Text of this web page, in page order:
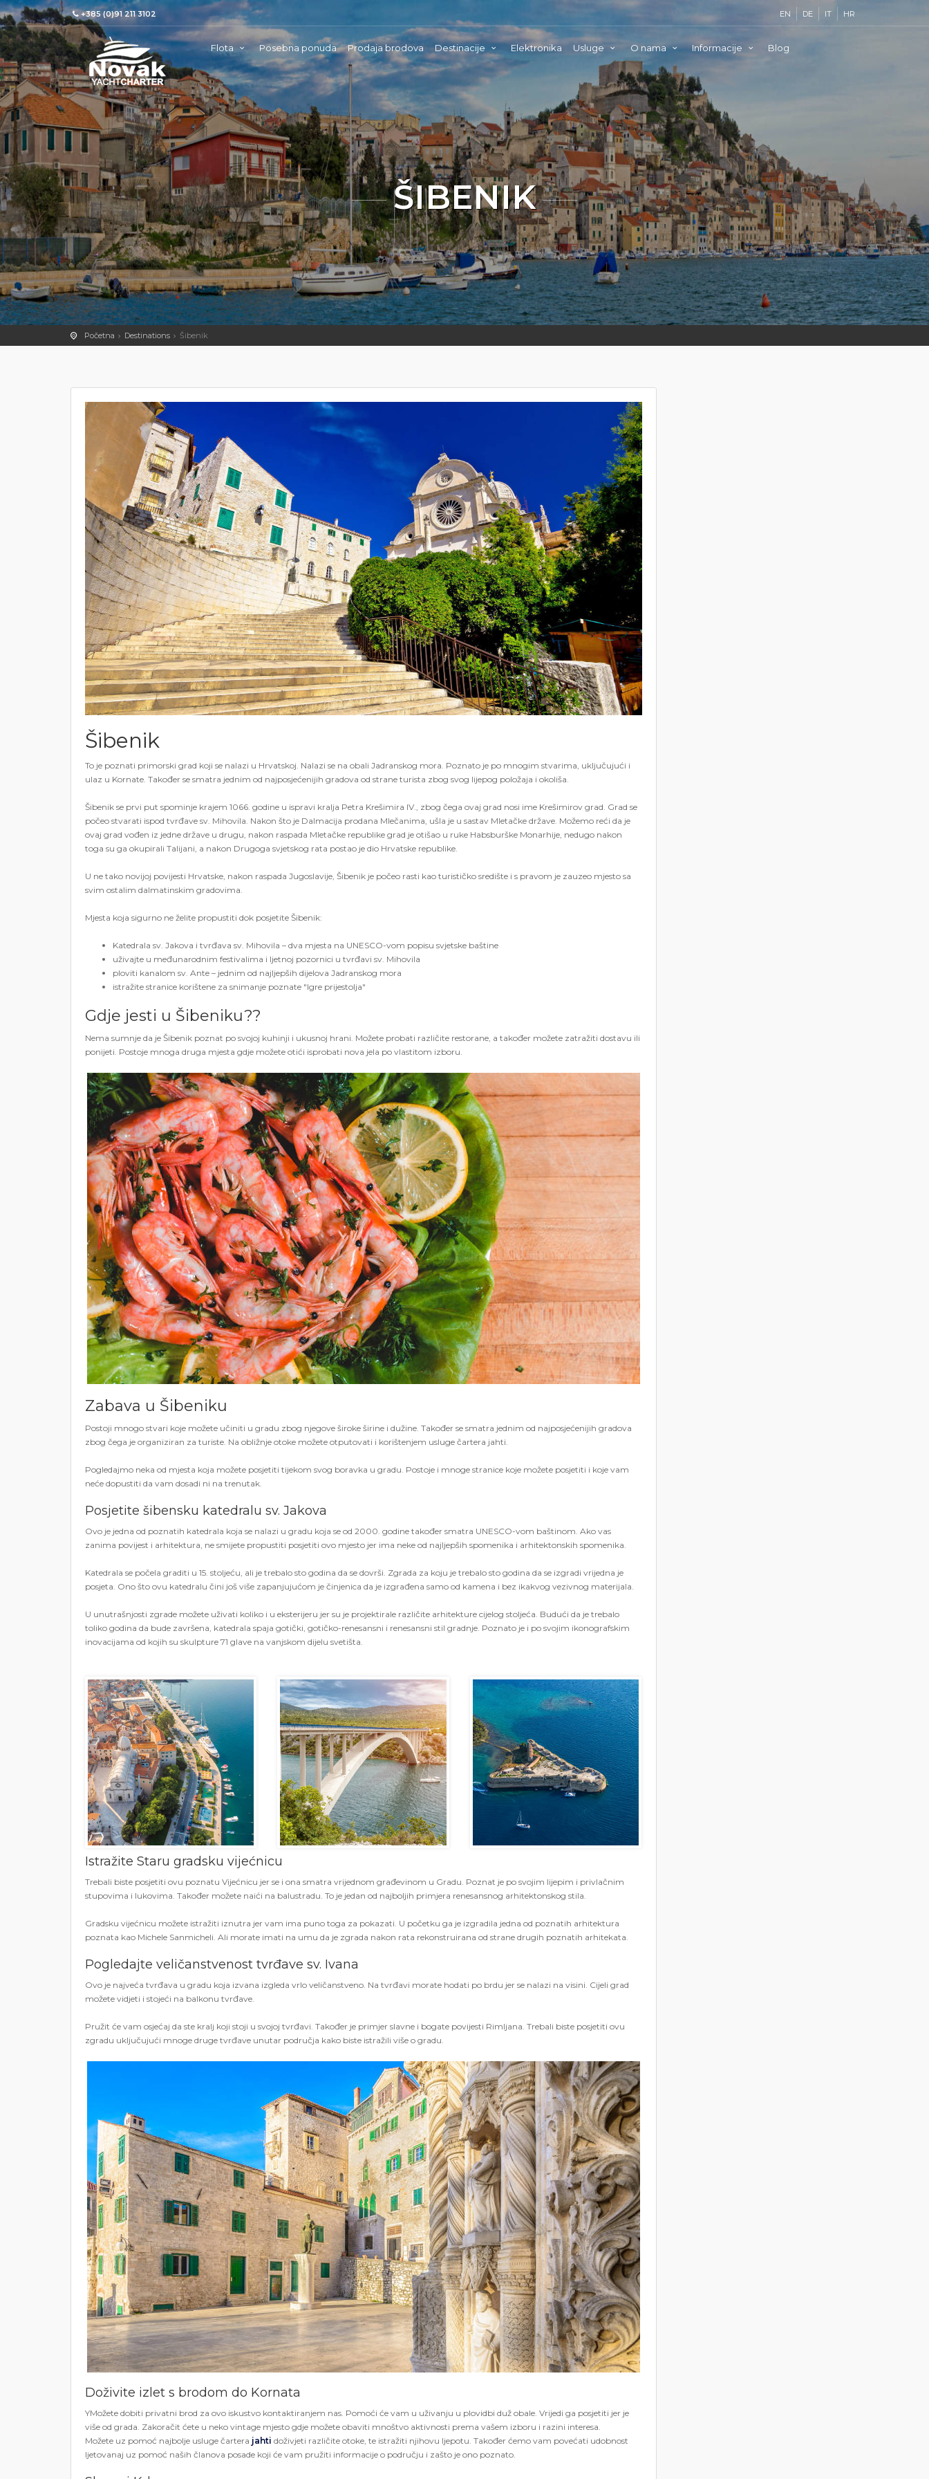
+385 (0)91 211 3102 EN DE IT HR
Flota Posebna ponuda Prodaja brodova Destinacije Elektronika Usluge O nama Informacije Blog
ŠIBENIK
Početna Destinations Šibenik
Šibenik
To je poznati primorski grad koji se nalazi u Hrvatskoj. Nalazi se na obali Jadranskog mora. Poznato je po mnogim stvarima, uključujući i
ulaz u Kornate. Također se smatra jednim od najposjećenijih gradova od strane turista zbog svog lijepog položaja i okoliša.
Šibenik se prvi put spominje krajem 1066. godine u ispravi kralja Petra Krešimira IV., zbog čega ovaj grad nosi ime Krešimirov grad. Grad se
počeo stvarati ispod tvrđave sv. Mihovila. Nakon što je Dalmacija prodana Mlečanima, ušla je u sastav Mletačke države. Možemo reći da je
ovaj grad vođen iz jedne države u drugu, nakon raspada Mletačke republike grad je otišao u ruke Habsburške Monarhije, nedugo nakon
toga su ga okupirali Talijani, a nakon Drugoga svjetskog rata postao je dio Hrvatske republike.
U ne tako novijoj povijesti Hrvatske, nakon raspada Jugoslavije, Šibenik je počeo rasti kao turističko središte i s pravom je zauzeo mjesto sa
svim ostalim dalmatinskim gradovima.
Mjesta koja sigurno ne želite propustiti dok posjetite Šibenik:
Katedrala sv. Jakova i tvrđava sv. Mihovila – dva mjesta na UNESCO-vom popisu svjetske baštine
uživajte u međunarodnim festivalima i ljetnoj pozornici u tvrđavi sv. Mihovila
ploviti kanalom sv. Ante – jednim od najljepših dijelova Jadranskog mora
istražite stranice korištene za snimanje poznate "Igre prijestolja"
Gdje jesti u Šibeniku??
Nema sumnje da je Šibenik poznat po svojoj kuhinji i ukusnoj hrani. Možete probati različite restorane, a također možete zatražiti dostavu ili
ponijeti. Postoje mnoga druga mjesta gdje možete otići isprobati nova jela po vlastitom izboru.
Zabava u Šibeniku
Postoji mnogo stvari koje možete učiniti u gradu zbog njegove široke širine i dužine. Također se smatra jednim od najposjećenijih gradova
zbog čega je organiziran za turiste. Na obližnje otoke možete otputovati i korištenjem usluge čartera jahti.
Pogledajmo neka od mjesta koja možete posjetiti tijekom svog boravka u gradu. Postoje i mnoge stranice koje možete posjetiti i koje vam
neće dopustiti da vam dosadi ni na trenutak.
Posjetite šibensku katedralu sv. Jakova
Ovo je jedna od poznatih katedrala koja se nalazi u gradu koja se od 2000. godine također smatra UNESCO-vom baštinom. Ako vas
zanima povijest i arhitektura, ne smijete propustiti posjetiti ovo mjesto jer ima neke od najljepših spomenika i arhitektonskih spomenika.
Katedrala se počela graditi u 15. stoljeću, ali je trebalo sto godina da se dovrši. Zgrada za koju je trebalo sto godina da se izgradi vrijedna je
posjeta. Ono što ovu katedralu čini još više zapanjujućom je činjenica da je izgrađena samo od kamena i bez ikakvog vezivnog materijala.
U unutrašnjosti zgrade možete uživati ​​koliko i u eksterijeru jer su je projektirale različite arhitekture cijelog stoljeća. Budući da je trebalo
toliko godina da bude završena, katedrala spaja gotički, gotičko-renesansni i renesansni stil gradnje. Poznato je i po svojim ikonografskim
inovacijama od kojih su skulpture 71 glave na vanjskom dijelu svetišta.
Istražite Staru gradsku vijećnicu
Trebali biste posjetiti ovu poznatu Vijećnicu jer se i ona smatra vrijednom građevinom u Gradu. Poznat je po svojim lijepim i privlačnim
stupovima i lukovima. Također možete naići na balustradu. To je jedan od najboljih primjera renesansnog arhitektonskog stila.
Gradsku vijećnicu možete istražiti iznutra jer vam ima puno toga za pokazati. U početku ga je izgradila jedna od poznatih arhitektura
poznata kao Michele Sanmicheli. Ali morate imati na umu da je zgrada nakon rata rekonstruirana od strane drugih poznatih arhitekata.
Pogledajte veličanstvenost tvrđave sv. Ivana
Ovo je najveća tvrđava u gradu koja izvana izgleda vrlo veličanstveno. Na tvrđavi morate hodati po brdu jer se nalazi na visini. Cijeli grad
možete vidjeti i stojeći na balkonu tvrđave.
Pružit će vam osjećaj da ste kralj koji stoji u svojoj tvrđavi. Također je primjer slavne i bogate povijesti Rimljana. Trebali biste posjetiti ovu
zgradu uključujući mnoge druge tvrđave unutar područja kako biste istražili više o gradu.
Doživite izlet s brodom do Kornata
YMožete dobiti privatni brod za ovo iskustvo kontaktiranjem nas. Pomoći će vam u uživanju u plovidbi duž obale. Vrijedi ga posjetiti jer je
više od grada. Zakoračit ćete u neko vintage mjesto gdje možete obaviti mnoštvo aktivnosti prema vašem izboru i razini interesa.
Možete uz pomoć najbolje usluge čartera jahti doživjeti različite otoke, te istražiti njihovu ljepotu. Također ćemo vam povećati udobnost
ljetovanaj uz pomoć naših članova posade koji će vam pružiti informacije o području i zašto je ono poznato.